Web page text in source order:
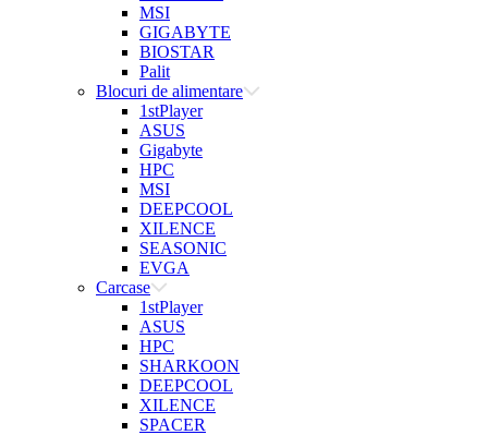
MSI
GIGABYTE
BIOSTAR
Palit
Blocuri de alimentare
1stPlayer
ASUS
Gigabyte
HPC
MSI
DEEPCOOL
XILENCE
SEASONIC
EVGA
Carcase
1stPlayer
ASUS
HPC
SHARKOON
DEEPCOOL
XILENCE
SPACER